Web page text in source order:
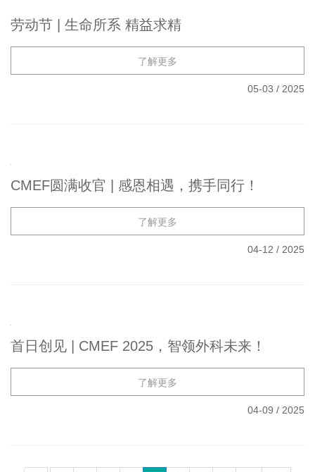
劳动节 | 生命所系 精益求精
了解更多
05-03 / 2025
CMEF圆满收官 | 感恩相遇，携手同行！
了解更多
04-12 / 2025
首日创见 | CMEF 2025，智领外科未来！
了解更多
04-09 / 2025